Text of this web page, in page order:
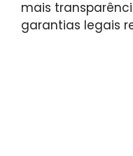
mais
garantias legais